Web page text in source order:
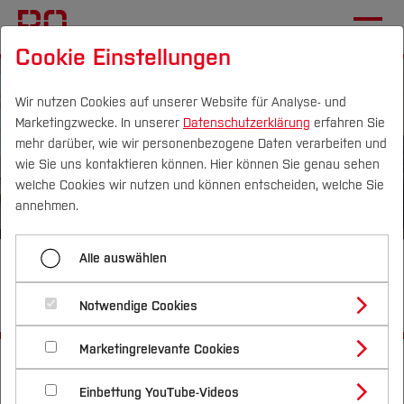
Campus Personen DE|EN Quicklinks
Studium
Studienangebote
Bachelorstudiengänge
Masterstudiengänge
Vor dem Studium
Bewerben & Einschreiben
Bewerbungsportal
Im Studium
Studienbüros und Prüfungen
Nach dem Studium
Forschung & Transfer
Profil
Forschungs- und Transferprofil
Schwerpunkte (FuT)
Beratung & Förderung
Nachhaltigkeit
Nachhaltigkeit studieren
International
Preisverleihung im Rahmen des
Fachbereichstags Mechatronik
Startseite
Fachbereiche
Elektrotechnik und Informatik
Aktuelles
Cookie Einstellungen
Wir nutzen Cookies auf unserer Website für Analyse- und
Marketingzwecke. In unserer Datenschutzerklärung erfahren Sie
mehr darüber, wie wir personenbezogene Daten verarbeiten und
wie Sie uns kontaktieren können. Hier können Sie genau sehen
welche Cookies wir nutzen und können entscheiden, welche Sie
annehmen.
Alle auswählen
Notwendige Cookies
Marketingrelevante Cookies
Einbettung YouTube-Videos